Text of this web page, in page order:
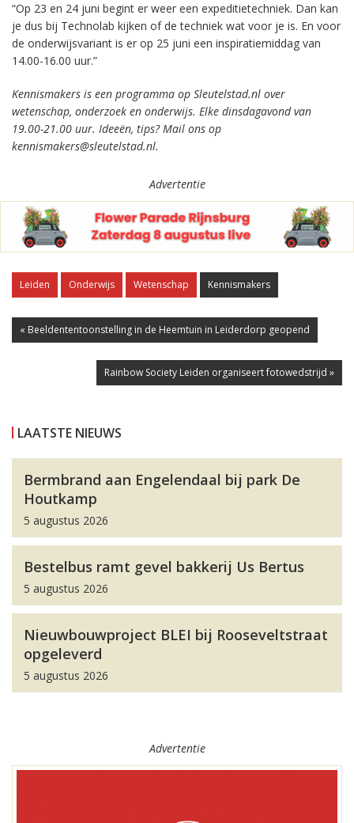
“Op 23 en 24 juni begint er weer een expeditietechniek. Dan kan
je dus bij Technolab kijken of de techniek wat voor je is. En voor
de onderwijsvariant is er op 25 juni een inspiratiemiddag van
14.00-16.00 uur.”
Kennismakers is een programma op Sleutelstad.nl over
wetenschap, onderzoek en onderwijs. Elke dinsdagavond van
19.00-21.00 uur. Ideeën, tips? Mail ons op
kennismakers@sleutelstad.nl.
Advertentie
Leiden Onderwijs Wetenschap Kennismakers
« Beeldententoonstelling in de Heemtuin in Leiderdorp geopend
Rainbow Society Leiden organiseert fotowedstrijd »
LAATSTE NIEUWS
Bermbrand aan Engelendaal bij park De
Houtkamp
5 augustus 2026
Bestelbus ramt gevel bakkerij Us Bertus
5 augustus 2026
Nieuwbouwproject BLEI bij Rooseveltstraat
opgeleverd
5 augustus 2026
Advertentie